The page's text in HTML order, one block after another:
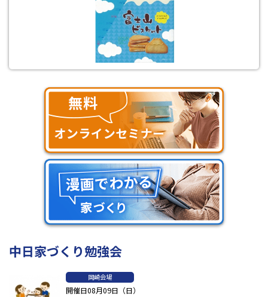
中日家づくり勉強会
岡崎会場
開催日08月09日（日）